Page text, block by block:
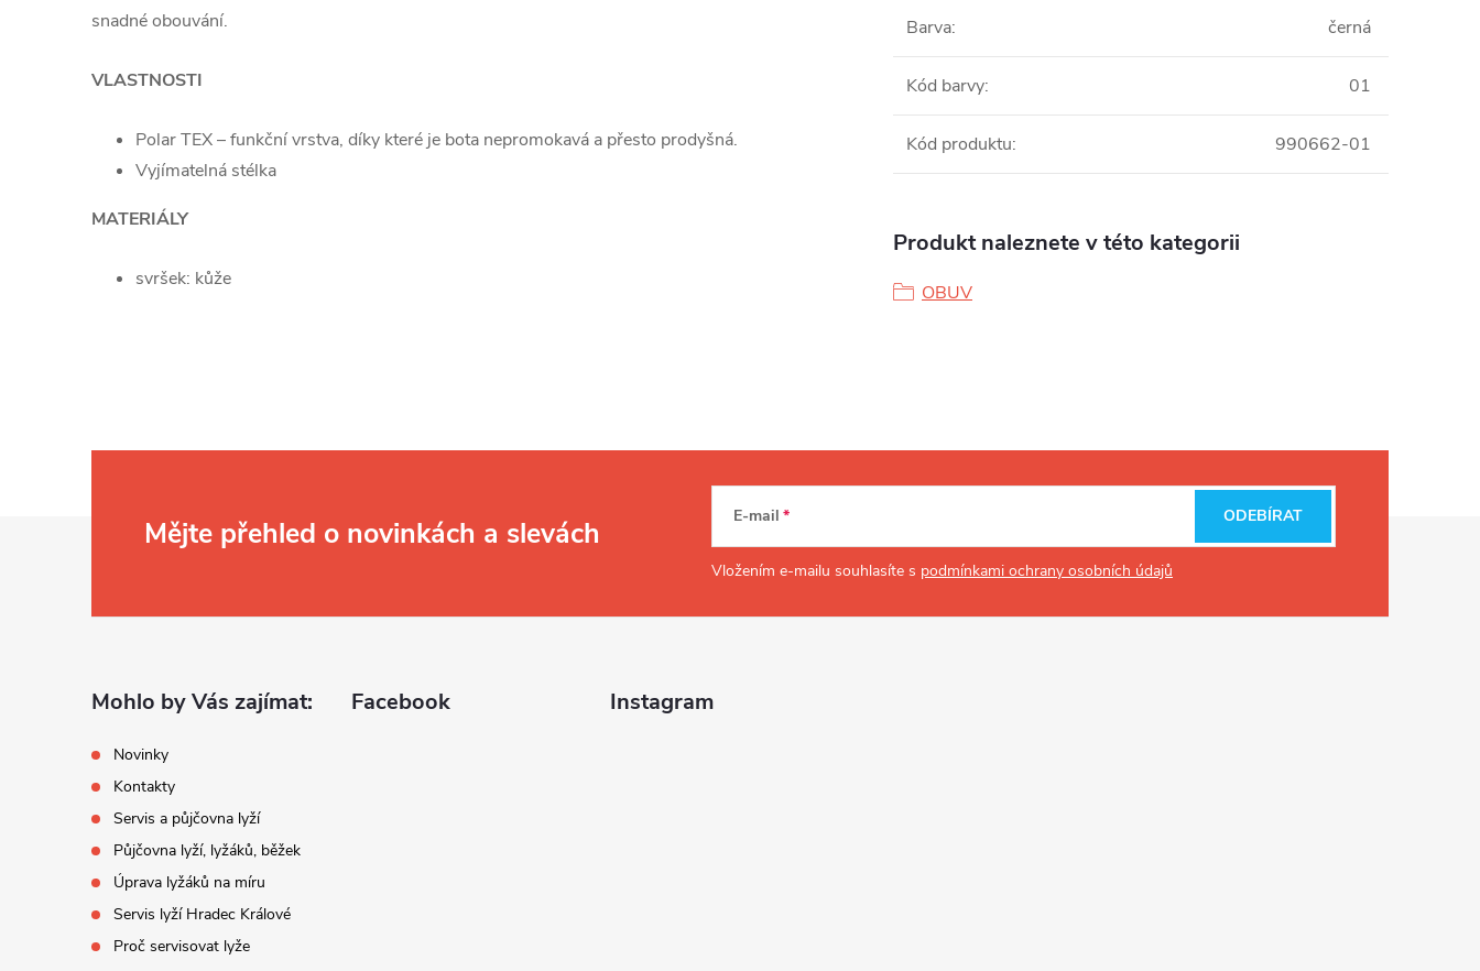
snadné obouvání.
VLASTNOSTI
Polar TEX – funkční vrstva, díky které je bota nepromokavá a přesto prodyšná.
Vyjímatelná stélka
MATERIÁLY
svršek: kůže
Barva: černá
Kód barvy: 01
Kód produktu: 990662-01
Produkt naleznete v této kategorii
OBUV
Mějte přehled o novinkách a slevách E-mail
Vložením e-mailu souhlasíte s podmínkami ochrany osobních údajů
ODEBÍRAT
Mohlo by Vás zajímat:
Novinky
Kontakty
Servis a půjčovna lyží
Půjčovna lyží, lyžáků, běžek
Úprava lyžáků na míru
Servis lyží Hradec Králové
Proč servisovat lyže
Facebook Instagram